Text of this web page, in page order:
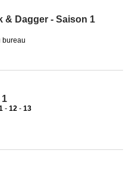
& Dagger - Saison 1
bureau
1
- 12 - 13